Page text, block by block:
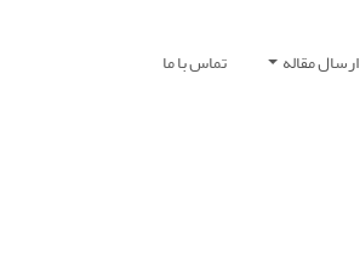
ارسال مقاله تماس با ما